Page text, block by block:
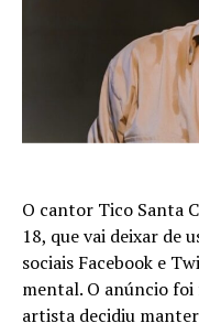
O cantor Tico Santa
18, que vai deixar de
sociais Facebook e
mental. O anúncio
artista decidiu